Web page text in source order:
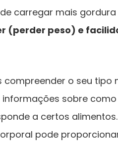
carregar mais
(perder peso) e
compreender o seu tipo
sobre
a certos
pode